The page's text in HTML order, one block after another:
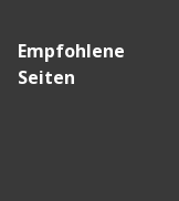
Empfohlene
Seiten